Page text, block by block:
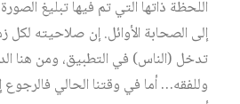
اللحظة ذاتها التي تم فيها تبليغ
إلى الصحابة الأوائل. إن صلاحيته
تدخل (الناس) في التطبيق، ومن هنا
وللفقه… أما في وقتنا الحالي